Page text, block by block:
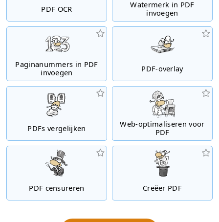
PDF OCR
Watermerk in PDF
invoegen
Paginanummers in PDF
invoegen
PDF-overlay
PDFs vergelijken
Web-optimaliseren voor
PDF
PDF censureren Creëer PDF